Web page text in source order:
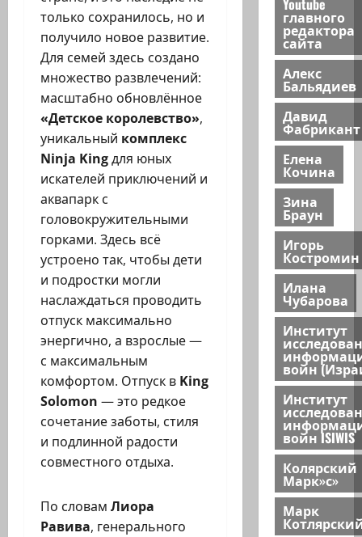
только сохранилось, но и
получило новое развитие.
Для семей здесь создано
множество развлечений:
масштабно обновлённое
«Детское королевство»,
уникальный комплекс
Ninja Kingдля юных
искателей приключений и
аквапарк с
головокружительными
горками. Здесь всё
устроено так, чтобы дети
и подростки могли
наслаждаться проводить
отпуск максимально
энергично, а взрослые —
с максимальным
комфортом. Отпуск в King
Solomon — это редкое
сочетание заботы, стиля
и подлинной радости
совместного отдыха.
По словам Лиора
Равива, генерального
главного
редактора
сайта
Алекс
Бальядиев
Давид
Фабрикант
Елена
Кочина
Зина
Браун
Игорь
Костромин
Илана
Чубарова
Институт
войн
Институт
войн ISIWIS
Колярский
Марк»с»
Марк